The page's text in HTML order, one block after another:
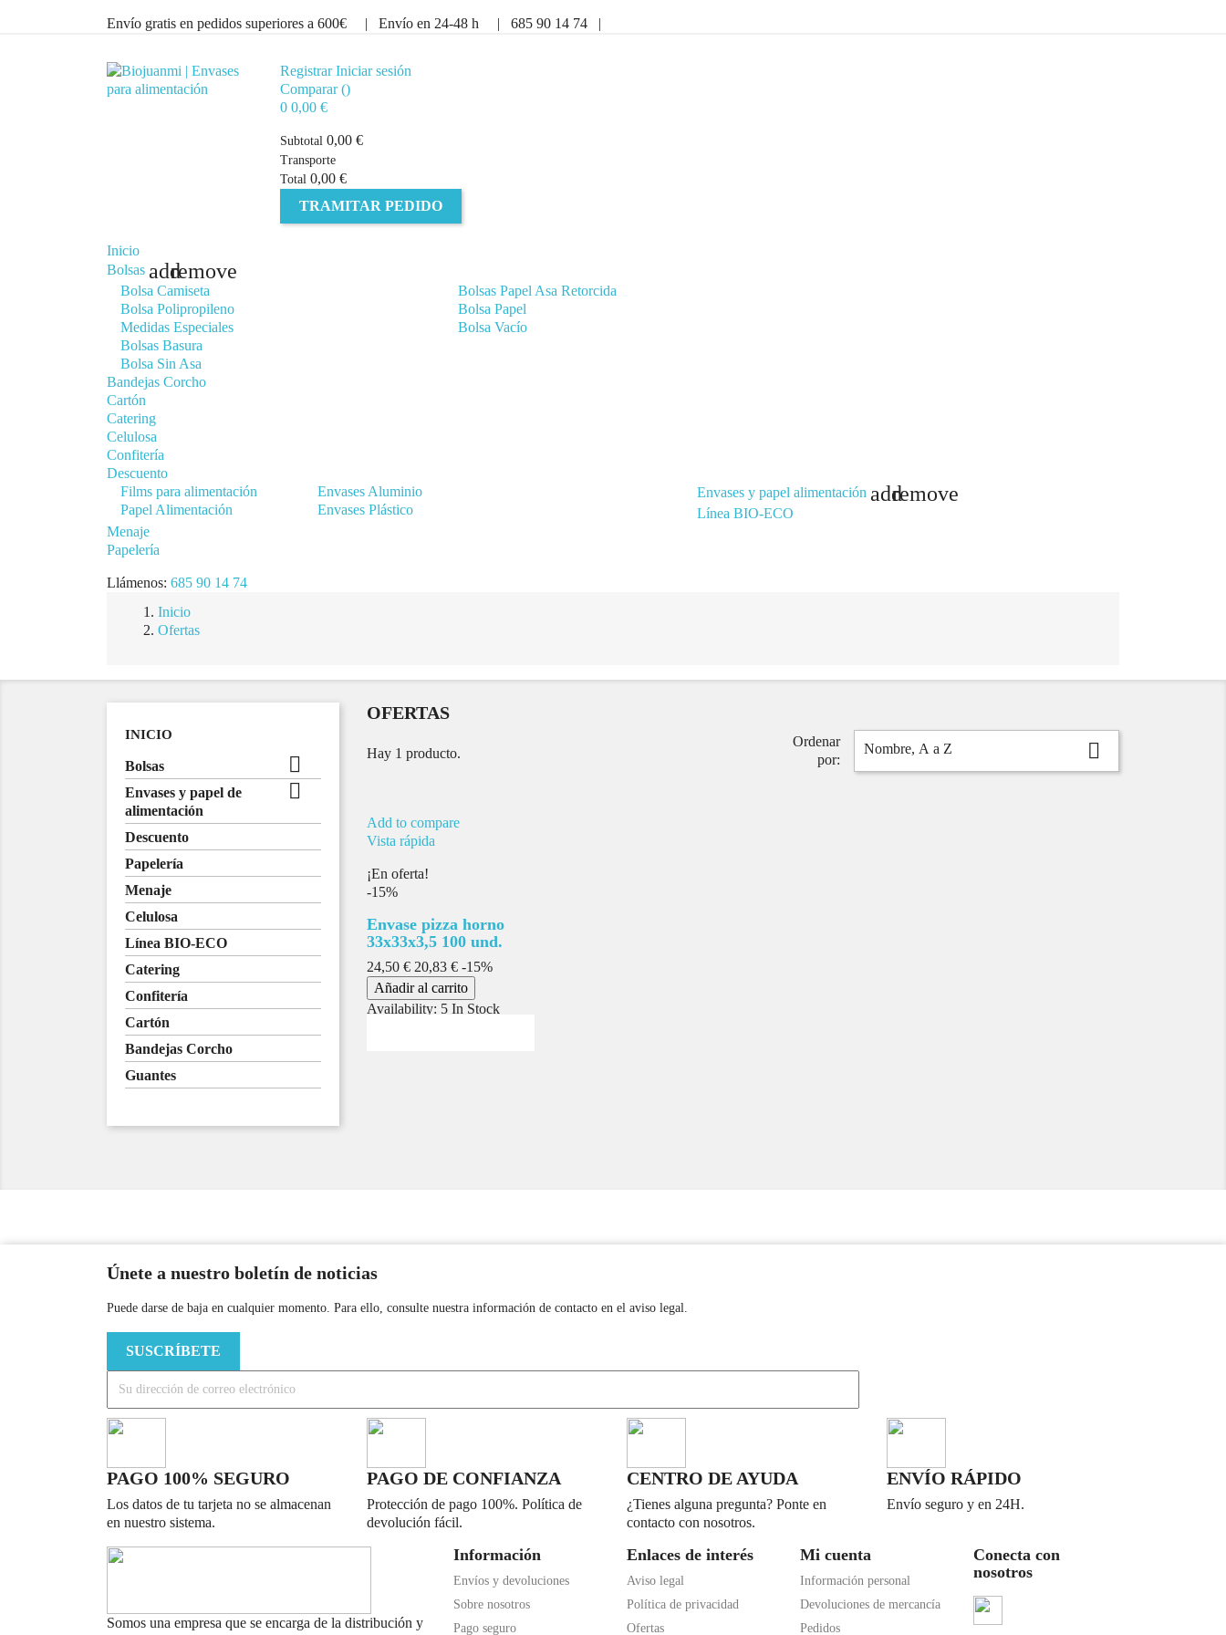
Envío gratis en pedidos superiores a 600€ | Envío en 24-48 h | 685 90 14 74 |
RegistrarIniciar sesión
Comparar ()
0 0,00 €
Subtotal 0,00 €
Transporte
Total 0,00 €
TRAMITAR PEDIDO
Inicio
Bolsas addremove
Bolsa Camiseta
Bolsa Polipropileno
Medidas Especiales
Bolsas Basura
Bolsa Sin Asa
Bolsas Papel Asa Retorcida
Bolsa Papel
Bolsa Vacío
Bandejas Corcho
Cartón
Catering
Celulosa
Confitería
Descuento
Envases y papel alimentación addremove
Films para alimentación
Papel Alimentación
Envases Aluminio
Envases Plástico
Línea BIO-ECO
Menaje
Papelería
Llámenos: 685 90 14 74
Inicio
Ofertas
INICIO
Bolsas 
Envases y papel de
alimentación

Descuento
Papelería
Menaje
Celulosa
Línea BIO-ECO
Catering
Confitería
Cartón
Bandejas Corcho
Guantes
OFERTAS
Hay 1 producto.
Ordenar
por:
Nombre, A a Z 
Add to compare
Vista rápida
¡En oferta!
-15%
Envase pizza horno
33x33x3,5 100 und.
Precio
base
24,50 € Precio
20,83 € -15%
Añadir al carrito
Availability: 5 In Stock
Únete a nuestro boletín de noticias
Puede darse de baja en cualquier momento. Para ello, consulte nuestra información de contacto en el aviso legal.
PAGO 100% SEGURO
Los datos de tu tarjeta no se almacenan
en nuestro sistema.
PAGO DE CONFIANZA
Protección de pago 100%. Política de
devolución fácil.
CENTRO DE AYUDA
¿Tienes alguna pregunta? Ponte en
contacto con nosotros.
ENVÍO RÁPIDO
Envío seguro y en 24H.
Somos una empresa que se encarga de la distribución y
Información
Envíos y devoluciones
Sobre nosotros
Pago seguro
Enlaces de interés
Aviso legal
Política de privacidad
Ofertas
Mi cuenta
Información personal
Devoluciones de mercancía
Pedidos
Conecta con
nosotros